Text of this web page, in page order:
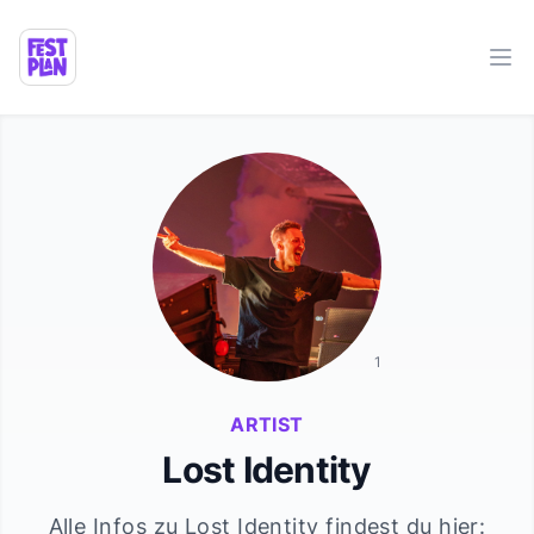
ARTIST
Lost Identity
Alle Infos zu Lost Identity findest du hier:
1